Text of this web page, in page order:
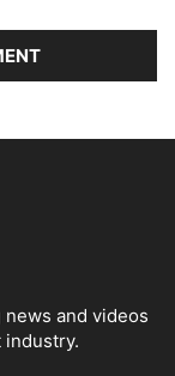
and videos